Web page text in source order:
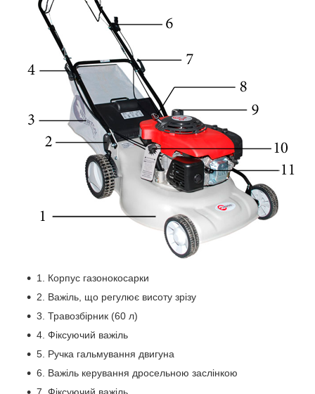
1. Корпус газонокосарки
2. Важіль, що регулює висоту зрізу
3. Травозбірник (60 л)
4. Фіксуючий важіль
5. Ручка гальмування двигуна
6. Важіль керування дросельною заслінкою
7. Фіксуючий важіль